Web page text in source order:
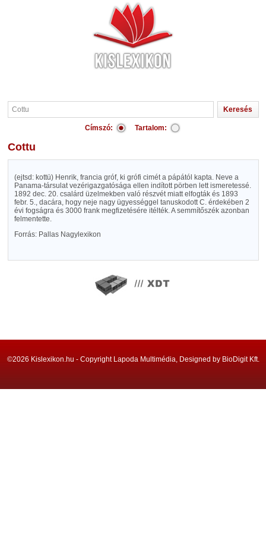
Címszó: Tartalom:
Cottu
(ejtsd: kottü) Henrik, francia gróf, ki grófi cimét a pápától kapta. Neve a
Panama-társulat vezérigazgatósága ellen indított pörben lett ismeretessé.
1892 dec. 20. csalárd üzelmekben való részvét miatt elfogták és 1893
febr. 5., dacára, hogy neje nagy ügyességgel tanuskodott C. érdekében 2
évi fogságra és 3000 frank megfizetésére itélték. A semmítőszék azonban
felmentette.
Forrás: Pallas Nagylexikon
©2026 Kislexikon.hu - Copyright Lapoda Multimédia, Designed by BioDigit Kft.